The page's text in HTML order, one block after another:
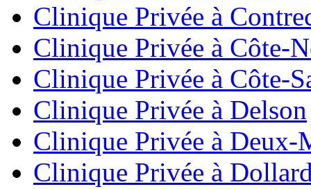
Clinique Privée à
Clinique Privée à Côte-
Clinique Privée à Côte-
Clinique Privée à Delson
Clinique Privée à Deux-
Clinique Privée à